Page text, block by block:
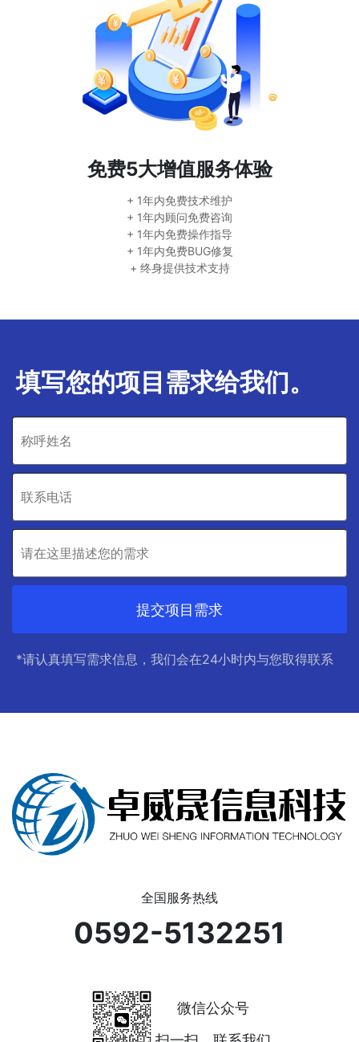
免费5大增值服务体验
+ 1年内免费技术维护
+ 1年内顾问免费咨询
+ 1年内免费操作指导
+ 1年内免费BUG修复
+ 终身提供技术支持
填写您的项目需求给我们。
提交项目需求
*请认真填写需求信息，我们会在24小时内与您取得联系
全国服务热线
0592-5132251
微信公众号